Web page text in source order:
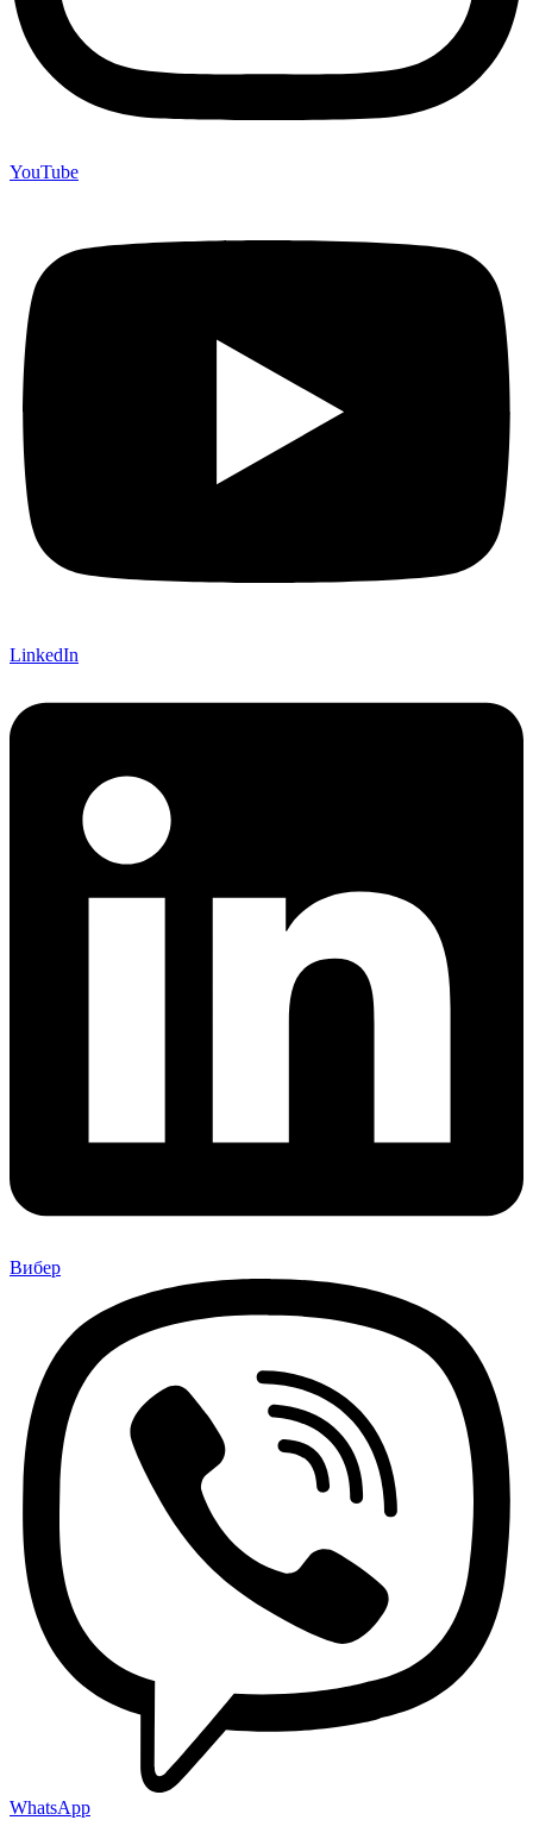
YouTube
LinkedIn
Вибер
WhatsApp